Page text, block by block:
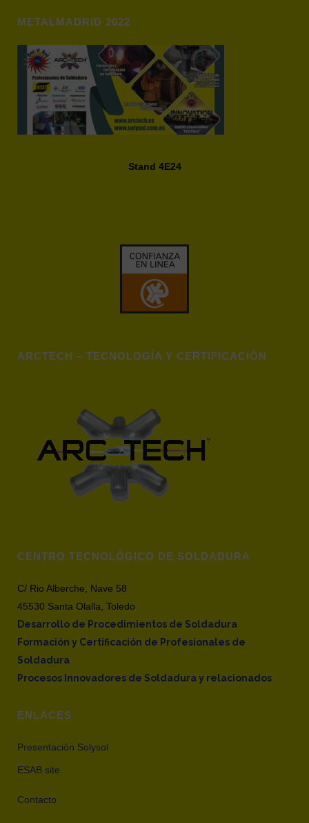
METALMADRID 2022
Stand 4E24
ARCTECH – TECNOLOGÍA Y CERTIFICACIÓN
CENTRO TECNOLÓGICO DE SOLDADURA
C/ Rio Alberche, Nave 58
45530 Santa Olalla, Toledo
Desarrollo de Procedimientos de Soldadura
Formación y Certificación de Profesionales de
Soldadura
Procesos Innovadores de Soldadura y relacionados
ENLACES
Presentación Solysol
ESAB site
Contacto